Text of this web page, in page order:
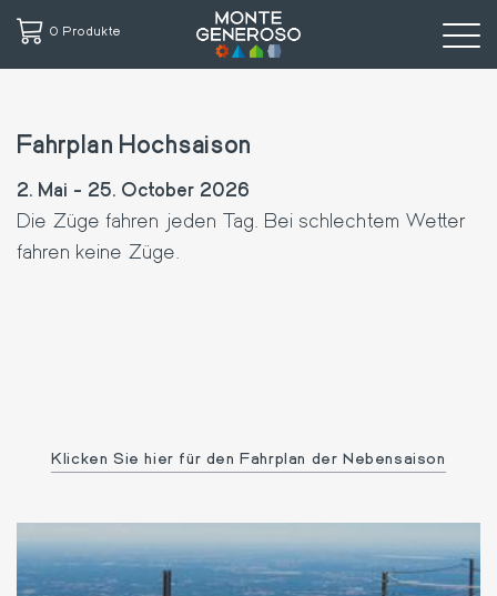
Inhalt
0 Produkte
Fahrplan Hochsaison
2. Mai - 25. October 2026
Die Züge fahren jeden Tag. Bei schlechtem Wetter
fahren keine Züge.
Klicken Sie hier für den Fahrplan der Nebensaison